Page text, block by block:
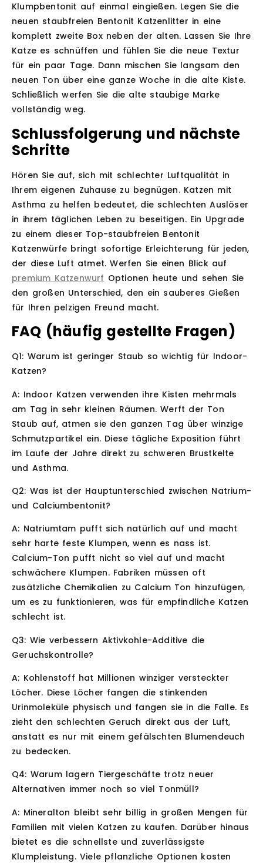
Klumpbentonit auf einmal eingießen. Legen Sie die
neuen staubfreien Bentonit Katzenlitter in eine
komplett zweite Box neben der alten. Lassen Sie Ihre
Katze es schnüffen und fühlen Sie die neue Textur
für ein paar Tage. Dann mischen Sie langsam den
neuen Ton über eine ganze Woche in die alte Kiste.
Schließlich werfen Sie die alte staubige Marke
vollständig weg.
Schlussfolgerung und nächste
Schritte
Hören Sie auf, sich mit schlechter Luftqualität in
Ihrem eigenen Zuhause zu begnügen. Katzen mit
Asthma zu helfen bedeutet, die schlechten Auslöser
in ihrem täglichen Leben zu beseitigen. Ein Upgrade
zu einem dieser Top-staubfreien Bentonit
Katzenwürfe bringt sofortige Erleichterung für jeden,
der diese Luft atmet. Werfen Sie einen Blick auf
premium Katzenwurf Optionen heute und sehen Sie
den großen Unterschied, den ein sauberes Gießen
für Ihren pelzigen Freund macht.
FAQ (häufig gestellte Fragen)
Q1: Warum ist geringer Staub so wichtig für Indoor-
Katzen?
A: Indoor Katzen verwenden ihre Kisten mehrmals
am Tag in sehr kleinen Räumen. Werft der Ton
Staub auf, atmen sie den ganzen Tag über winzige
Schmutzpartikel ein. Diese tägliche Exposition führt
im Laufe der Jahre direkt zu schweren Brustkelte
und Asthma.
Q2: Was ist der Hauptunterschied zwischen Natrium-
und Calciumbentonit?
A: Natriumtam pufft sich natürlich auf und macht
sehr harte feste Klumpen, wenn es nass ist.
Calcium-Ton pufft nicht so viel auf und macht
schwächere Klumpen. Fabriken müssen oft
zusätzliche Chemikalien zu Calcium Ton hinzufügen,
um es zu funktionieren, was für empfindliche Katzen
schlecht ist.
Q3: Wie verbessern Aktivkohle-Additive die
Geruchskontrolle?
A: Kohlenstoff hat Millionen winziger versteckter
Löcher. Diese Löcher fangen die stinkenden
Urinmoleküle physisch und fangen sie in die Falle. Es
zieht den schlechten Geruch direkt aus der Luft,
anstatt es nur mit einem gefälschten Blumendeuch
zu bedecken.
Q4: Warum lagern Tiergeschäfte trotz neuer
Alternativen immer noch so viel Tonmüll?
A: Mineralton bleibt sehr billig in großen Mengen für
Familien mit vielen Katzen zu kaufen. Darüber hinaus
bietet es die schnellste und zuverlässigste
Klumpleistung. Viele pflanzliche Optionen kosten